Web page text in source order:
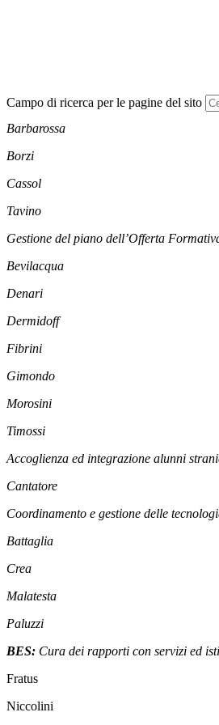
Campo di ricerca per le pagine del sito
Barbarossa
Borzi
Cassol
Tavino
Gestione del piano dell’Offerta
Bevilacqua
Denari
Dermidoff
Fibrini
Gimondo
Morosini
Timossi
Accoglienza ed integrazione alunni
Cantatore
Coordinamento e gestione delle
Battaglia
Crea
Malatesta
Paluzzi
BES: Cura dei rapporti con servizi ed
Fratus
Niccolini